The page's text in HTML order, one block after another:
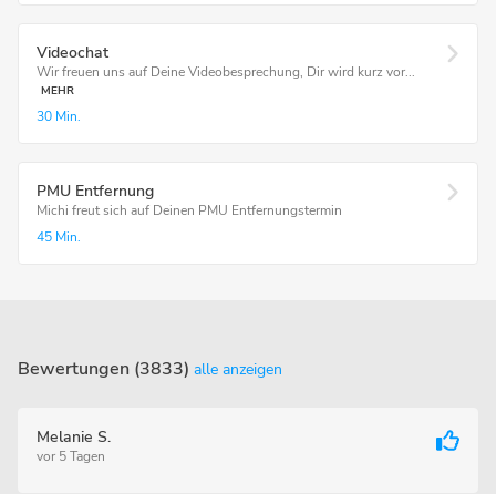
Videochat
Wir freuen uns auf Deine Videobesprechung, Dir wird kurz vor...
MEHR
30 Min.
PMU Entfernung
Michi freut sich auf Deinen PMU Entfernungstermin
45 Min.
Bewertungen (3833) alle anzeigen
Melanie S.
vor 5 Tagen